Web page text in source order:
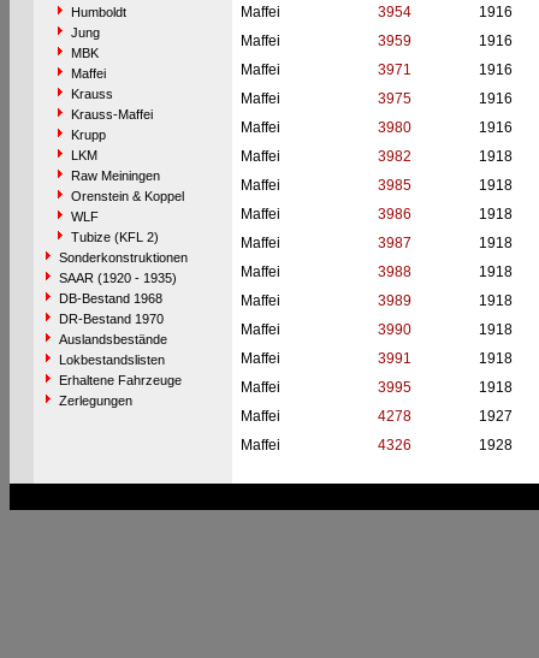
Humboldt
Jung
MBK
Maffei
Krauss
Krauss-Maffei
Krupp
LKM
Raw Meiningen
Orenstein & Koppel
WLF
Tubize (KFL 2)
Sonderkonstruktionen
SAAR (1920 - 1935)
DB-Bestand 1968
DR-Bestand 1970
Auslandsbestände
Lokbestandslisten
Erhaltene Fahrzeuge
Zerlegungen
Maffei
3954
1916
Maffei
3959
1916
Maffei
3971
1916
Maffei
3975
1916
Maffei
3980
1916
Maffei
3982
1918
Maffei
3985
1918
Maffei
3986
1918
Maffei
3987
1918
Maffei
3988
1918
Maffei
3989
1918
Maffei
3990
1918
Maffei
3991
1918
Maffei
3995
1918
Maffei
4278
1927
Maffei
4326 1928